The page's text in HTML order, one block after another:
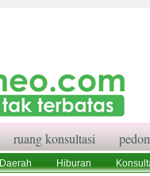
ruang konsultasi
Daerah Hiburan